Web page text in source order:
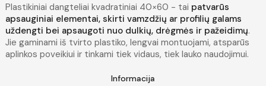
Plastikiniai dangteliai kvadratiniai 40×60 - tai patvarūs
apsauginiai elementai, skirti vamzdžių ar profilių galams
uždengti bei apsaugoti nuo dulkių, drėgmės ir pažeidimų.
Jie gaminami iš tvirto plastiko, lengvai montuojami, atsparūs
aplinkos poveikiui ir tinkami tiek vidaus, tiek lauko naudojimui.
Informacija